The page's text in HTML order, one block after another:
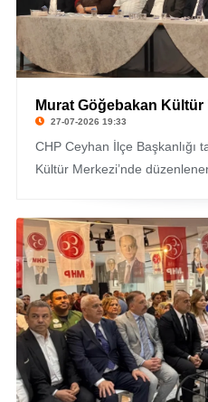
Murat Göğebakan
27-07-2026 19:33
CHP Ceyhan İlçe Başkanlığı
Kültür Merkezi’nde